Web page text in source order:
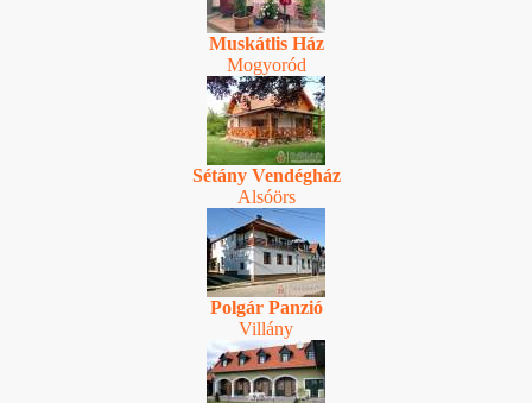
Muskátlis Ház
Mogyoród
Sétány Vendégház
Alsóörs
Polgár Panzió
Villány